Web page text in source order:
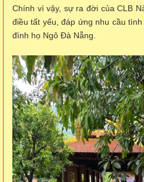
Chính vì vậy, sự ra đời của CLB
điều tất yếu, đáp ứng nhu cầu
đình họ Ngô Đà Nẵng.